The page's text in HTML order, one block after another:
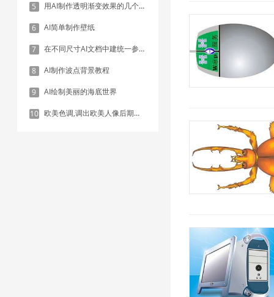
5 用AI制作透明渐变效果的几个方法
6 AI简单制作壁纸
7 在不同尺寸AI文档中建统一参考线 - 方法1：对齐和分布
8 AI制作波点背景教程
9 AI绘制美丽的海底世界
10 欧美色调,调出欧美人像后期色调实例